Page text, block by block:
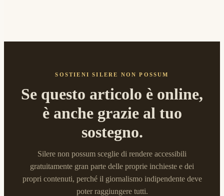
SOSTIENI SILERE NON POSSUM
Se questo articolo è online,
è anche grazie al tuo
sostegno.
Silere non possum sceglie di rendere accessibili
gratuitamente gran parte delle proprie inchieste e dei
propri contenuti, perché il giornalismo indipendente deve
poter raggiungere tutti.